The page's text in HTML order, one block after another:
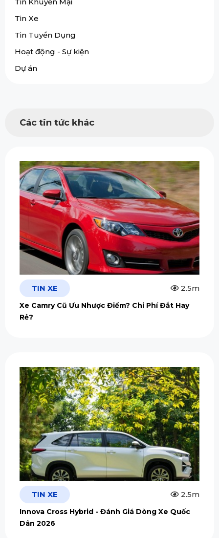
Tin Xe
Tin Tuyển Dụng
Hoạt động - Sự kiện
Dự án
Các tin tức khác
TIN XE 2.5m
Xe Camry Cũ Ưu Nhược Điểm? Chi Phí Đắt Hay
Rẻ?
TIN XE 2.5m
Innova Cross Hybrid - Đánh Giá Dòng Xe Quốc
Dân 2026